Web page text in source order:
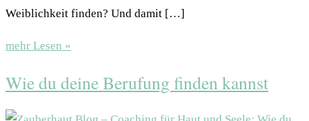
Weiblichkeit finden? Und damit […]
mehr Lesen »
Wie du deine Berufung finden kannst